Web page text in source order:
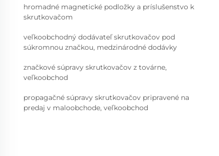
hromadné magnetické podložky a príslušenstvo k
skrutkovačom
veľkoobchodný dodávateľ skrutkovačov pod
súkromnou značkou, medzinárodné dodávky
značkové súpravy skrutkovačov z továrne,
veľkoobchod
propagačné súpravy skrutkovačov pripravené na
predaj v maloobchode, veľkoobchod